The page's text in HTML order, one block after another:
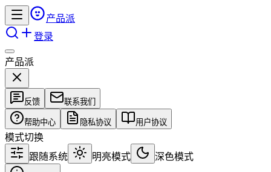
产品派
登录
产品派
反馈 联系我们
帮助中心 隐私协议 用户协议
模式切换
跟随系统
明亮模式 深色模式